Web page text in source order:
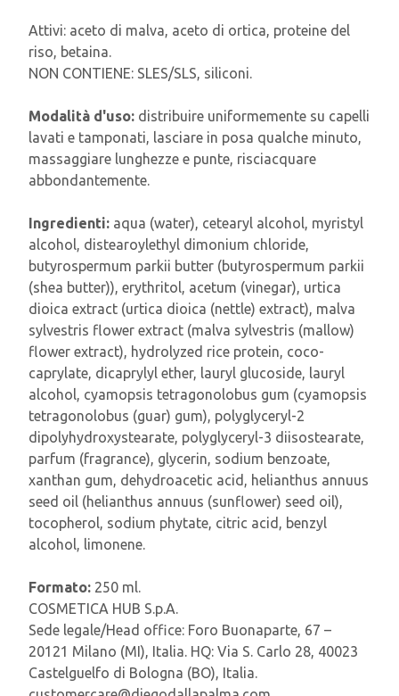
Attivi: aceto di malva, aceto di ortica, proteine del
riso, betaina.
NON CONTIENE: SLES/SLS, siliconi.
Modalità d'uso: distribuire uniformemente su capelli
lavati e tamponati, lasciare in posa qualche minuto,
massaggiare lunghezze e punte, risciacquare
abbondantemente.
Ingredienti: aqua (water), cetearyl alcohol, myristyl
alcohol, distearoylethyl dimonium chloride,
butyrospermum parkii butter (butyrospermum parkii
(shea butter)), erythritol, acetum (vinegar), urtica
dioica extract (urtica dioica (nettle) extract), malva
sylvestris flower extract (malva sylvestris (mallow)
flower extract), hydrolyzed rice protein, coco-
caprylate, dicaprylyl ether, lauryl glucoside, lauryl
alcohol, cyamopsis tetragonolobus gum (cyamopsis
tetragonolobus (guar) gum), polyglyceryl-2
dipolyhydroxystearate, polyglyceryl-3 diisostearate,
parfum (fragrance), glycerin, sodium benzoate,
xanthan gum, dehydroacetic acid, helianthus annuus
seed oil (helianthus annuus (sunflower) seed oil),
tocopherol, sodium phytate, citric acid, benzyl
alcohol, limonene.
Formato: 250 ml.
COSMETICA HUB S.p.A.
Sede legale/Head office: Foro Buonaparte, 67 –
20121 Milano (MI), Italia. HQ: Via S. Carlo 28, 40023
Castelguelfo di Bologna (BO), Italia.